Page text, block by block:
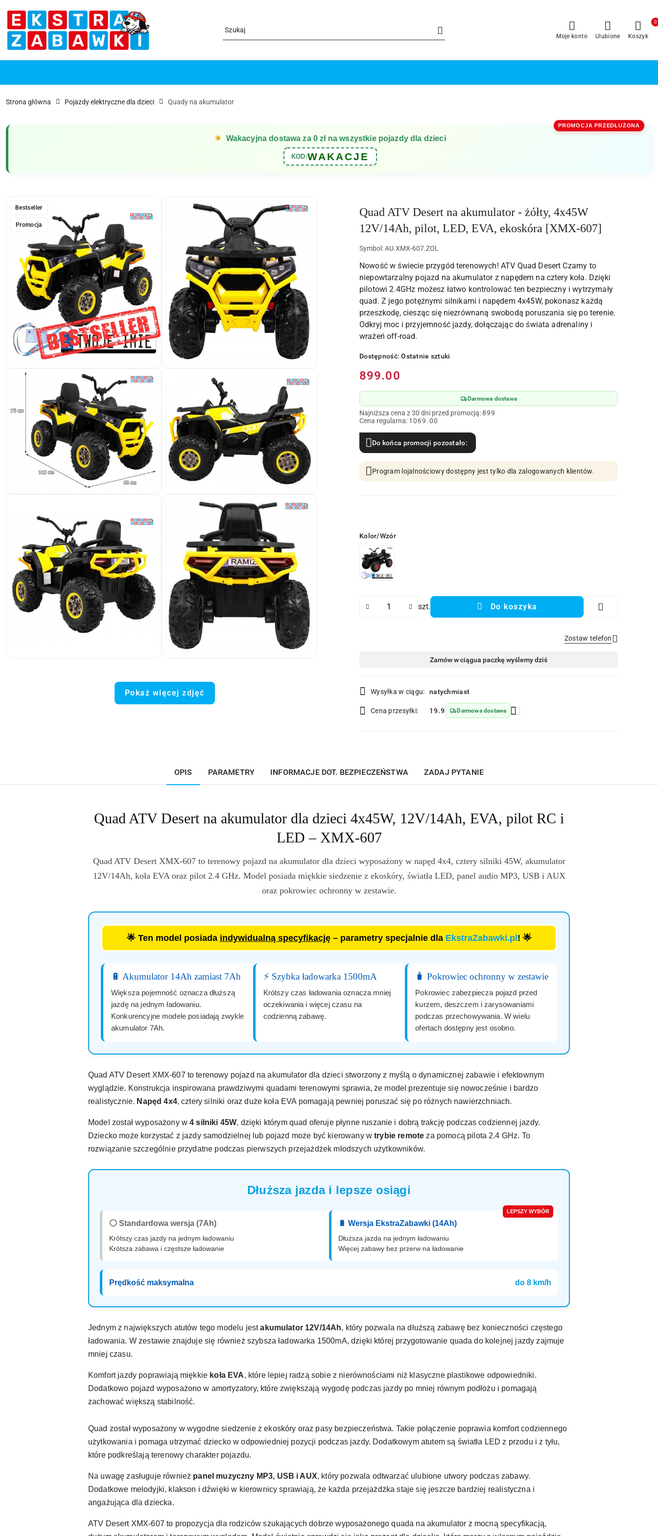
Przejdź do treści głównej
Przejdź do wyszukiwarki
Przejdź do moje konto
Przejdź do menu głównego
Przejdź do opisu produktu
Przejdź do stopki
Moje konto Ulubione Koszyk
0
Strona główna Pojazdy elektryczne dla dzieci Quady na akumulator
PROMOCJA PRZEDŁUŻONA
☀ Wakacyjna dostawa za 0 zł na wszystkie pojazdy dla dzieci
KOD:WAKACJE
Bestseller
Promocja
Pokaż więcej zdjęć
Quad ATV Desert na akumulator - żółty, 4x45W
12V/14Ah, pilot, LED, EVA, ekoskóra [XMX-607]
Symbol:AU.XMX-607.ZOL
Nowość w świecie przygód terenowych! ATV Quad Desert Czarny to
niepowtarzalny pojazd na akumulator z napędem na cztery koła. Dzięki
pilotowi 2.4GHz możesz łatwo kontrolować ten bezpieczny i wytrzymały
quad. Z jego potężnymi silnikami i napędem 4x45W, pokonasz każdą
przeszkodę, ciesząc się niezrównaną swobodą poruszania się po terenie.
Odkryj moc i przyjemność jazdy, dołączając do świata adrenaliny i
wrażeń off-road.
Dostępność:Ostatnie sztuki
Cena:
899.00
Darmowa dostawa
Najniższa cena z 30 dni przed promocją:899
Cena regularna: 1069.00
Do końca promocji pozostało:
Program lojalnościowy dostępny jest tylko dla zalogowanych klientów.
Wariant
Kolor/Wzór
szt. Do koszyka
Zostaw telefon
dostawa
Zamów w ciągua paczkę wyślemy dziś
Wysyłka w ciągu: natychmiast
Cena przesyłki: 19.9 Darmowa dostawa
OPIS PARAMETRY INFORMACJE DOT. BEZPIECZEŃSTWA ZADAJ PYTANIE
Quad ATV Desert na akumulator dla dzieci 4x45W, 12V/14Ah, EVA, pilot RC i
LED – XMX-607
Quad ATV Desert XMX-607 to terenowy pojazd na akumulator dla dzieci wyposażony w napęd 4x4, cztery silniki 45W, akumulator
12V/14Ah, koła EVA oraz pilot 2.4 GHz. Model posiada miękkie siedzenie z ekoskóry, światła LED, panel audio MP3, USB i AUX
oraz pokrowiec ochronny w zestawie.
🌟 Ten model posiada indywidualną specyfikację– parametry specjalnie dla EkstraZabawki.pl ! 🌟
🔋 Akumulator 14Ah zamiast 7Ah
Większa pojemność oznacza dłuższą
jazdę na jednym ładowaniu.
Konkurencyjne modele posiadają zwykle
akumulator 7Ah.
⚡ Szybka ładowarka 1500mA
Krótszy czas ładowania oznacza mniej
oczekiwania i więcej czasu na
codzienną zabawę.
🧳 Pokrowiec ochronny w zestawie
Pokrowiec zabezpiecza pojazd przed
kurzem, deszczem i zarysowaniami
podczas przechowywania. W wielu
ofertach dostępny jest osobno.
Quad ATV Desert XMX-607 to terenowy pojazd na akumulator dla dzieci stworzony z myślą o dynamicznej zabawie i efektownym
wyglądzie. Konstrukcja inspirowana prawdziwymi quadami terenowymi sprawia, że model prezentuje się nowocześnie i bardzo
realistycznie. Napęd 4x4, cztery silniki oraz duże koła EVA pomagają pewniej poruszać się po różnych nawierzchniach.
Model został wyposażony w4 silniki 45W, dzięki którym quad oferuje płynne ruszanie i dobrą trakcję podczas codziennej jazdy.
Dziecko może korzystać z jazdy samodzielnej lub pojazd może być kierowany wtrybie remote za pomocą pilota 2.4 GHz. To
rozwiązanie szczególnie przydatne podczas pierwszych przejażdżek młodszych użytkowników.
Dłuższa jazda i lepsze osiągi
⚪ Standardowa wersja (7Ah)
Krótszy czas jazdy na jednym ładowaniu
Krótsza zabawa i częstsze ładowanie
LEPSZY WYBÓR
🔋 Wersja EkstraZabawki (14Ah)
Dłuższa jazda na jednym ładowaniu
Więcej zabawy bez przerw na ładowanie
Prędkość maksymalna do 8 km/h
Jednym z największych atutów tego modelu jestakumulator 12V/14Ah, który pozwala na dłuższą zabawę bez konieczności częstego
ładowania. W zestawie znajduje się również szybsza ładowarka 1500mA, dzięki której przygotowanie quada do kolejnej jazdy zajmuje
mniej czasu.
Komfort jazdy poprawiają miękkie koła EVA, które lepiej radzą sobie z nierównościami niż klasyczne plastikowe odpowiedniki.
Dodatkowo pojazd wyposażono w amortyzatory, które zwiększają wygodę podczas jazdy po mniej równym podłożu i pomagają
zachować większą stabilność.
Quad został wyposażony w wygodne siedzenie z ekoskóry oraz pasy bezpieczeństwa. Takie połączenie poprawia komfort codziennego
użytkowania i pomaga utrzymać dziecko w odpowiedniej pozycji podczas jazdy. Dodatkowym atutem są światła LED z przodu i z tyłu,
które podkreślają terenowy charakter pojazdu.
Na uwagę zasługuje również panel muzyczny MP3, USB i AUX, który pozwala odtwarzać ulubione utwory podczas zabawy.
Dodatkowe melodyjki, klakson i dźwięki w kierownicy sprawiają, że każda przejażdżka staje się jeszcze bardziej realistyczna i
angażująca dla dziecka.
ATV Desert XMX-607 to propozycja dla rodziców szukających dobrze wyposażonego quada na akumulator z mocną specyfikacją,